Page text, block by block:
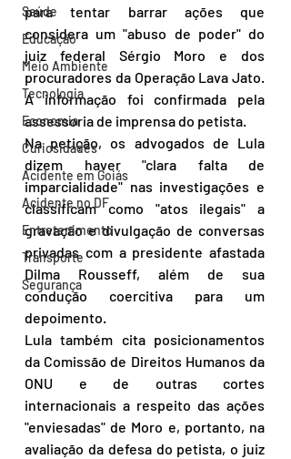
Saúde
Educação
Meio Ambiente
Tecnologia
Economia
Curiosidades
Acidente em Goiás
Acidente no DF
Entretenimento
Transporte
Segurança
para tentar barrar ações que
considera um "abuso de poder" do
juiz federal Sérgio Moro e dos
procuradores da Operação Lava Jato.
A informação foi confirmada pela
assessoria de imprensa do petista.
Na petição, os advogados de Lula
dizem haver "clara falta de
imparcialidade" nas investigações e
classificam como "atos ilegais" a
gravação e divulgação de conversas
privadas com a presidente afastada
Dilma Rousseff, além de sua
condução coercitiva para um
depoimento.
Lula também cita posicionamentos
da Comissão de Direitos Humanos da
ONU e de outras cortes
internacionais a respeito das ações
"enviesadas" de Moro e, portanto, na
avaliação da defesa do petista, o juiz